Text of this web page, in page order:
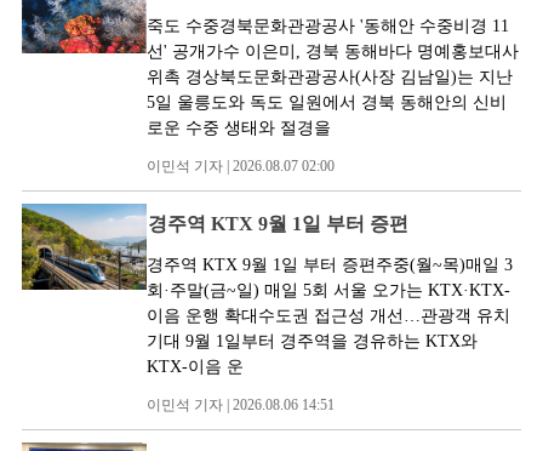
죽도 수중경북문화관광공사 '동해안 수중비경 11
선' 공개가수 이은미, 경북 동해바다 명예홍보대사
위촉 경상북도문화관광공사(사장 김남일)는 지난
5일 울릉도와 독도 일원에서 경북 동해안의 신비
로운 수중 생태와 절경을
이민석 기자 | 2026.08.07 02:00
경주역 KTX 9월 1일 부터 증편
경주역 KTX 9월 1일 부터 증편주중(월~목)매일 3
회·주말(금~일) 매일 5회 서울 오가는 KTX·KTX-
이음 운행 확대수도권 접근성 개선…관광객 유치
기대 9월 1일부터 경주역을 경유하는 KTX와
KTX-이음 운
이민석 기자 | 2026.08.06 14:51